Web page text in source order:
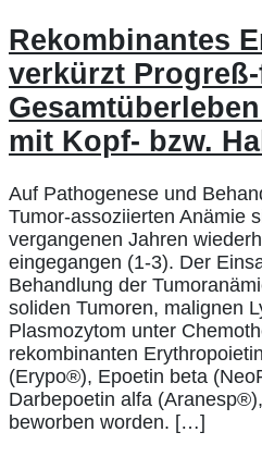
Rekombinantes
verkürzt
mit Kopf- bzw.
Auf Pathogenese und
Tumor-assoziierten Anämie
vergangenen Jahren
eingegangen (1-3). Der
Behandlung der
soliden Tumoren, malignen
Plasmozytom unter
rekombinanten
(Erypo®), Epoetin beta
Darbepoetin alfa
beworben worden. […]